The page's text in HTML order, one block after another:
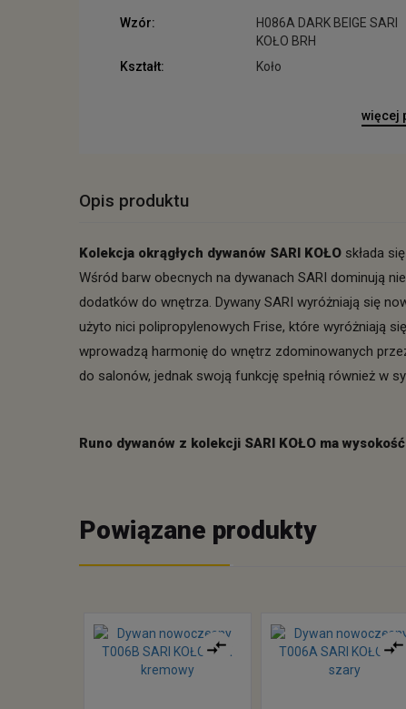
Wzór:
H086A DARK BEIGE SARI
KOŁO BRH
Kształt: Koło
więcej
Opis produktu
Kolekcja okrągłych dywanów SARI KOŁO składa
Wśród barw obecnych na dywanach SARI dominują
dodatków do wnętrza. Dywany SARI wyróżniają się
użyto nici polipropylenowych Frise, które wyróżniają
wprowadzą harmonię do wnętrz zdominowanych
do salonów, jednak swoją funkcję spełnią również w
Runo dywanów z kolekcji SARI KOŁO ma
Powiązane produkty